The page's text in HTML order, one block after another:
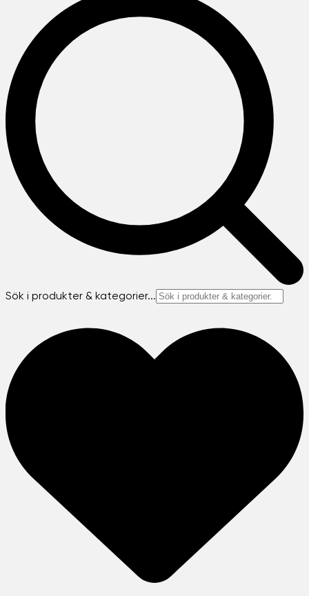
Sök i produkter & kategorier...